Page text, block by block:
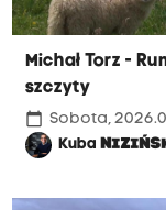
Michał Torz -
szczyty
calendar_today Sobota,
Kuba